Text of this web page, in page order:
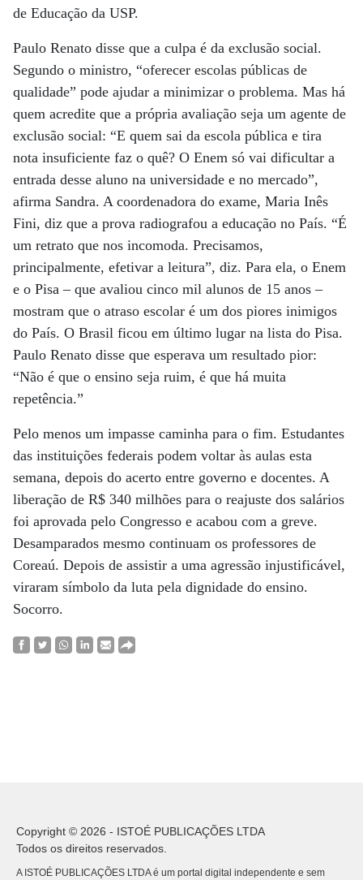
de Educação da USP.
Paulo Renato disse que a culpa é da exclusão social.
Segundo o ministro, “oferecer escolas públicas de
qualidade” pode ajudar a minimizar o problema. Mas há
quem acredite que a própria avaliação seja um agente de
exclusão social: “E quem sai da escola pública e tira
nota insuficiente faz o quê? O Enem só vai dificultar a
entrada desse aluno na universidade e no mercado”,
afirma Sandra. A coordenadora do exame, Maria Inês
Fini, diz que a prova radiografou a educação no País. “É
um retrato que nos incomoda. Precisamos,
principalmente, efetivar a leitura”, diz. Para ela, o Enem
e o Pisa – que avaliou cinco mil alunos de 15 anos –
mostram que o atraso escolar é um dos piores inimigos
do País. O Brasil ficou em último lugar na lista do Pisa.
Paulo Renato disse que esperava um resultado pior:
“Não é que o ensino seja ruim, é que há muita
repetência.”
Pelo menos um impasse caminha para o fim. Estudantes
das instituições federais podem voltar às aulas esta
semana, depois do acerto entre governo e docentes. A
liberação de R$ 340 milhões para o reajuste dos salários
foi aprovada pelo Congresso e acabou com a greve.
Desamparados mesmo continuam os professores de
Coreaú. Depois de assistir a uma agressão injustificável,
viraram símbolo da luta pela dignidade do ensino.
Socorro.
Copyright © 2026 - ISTOÉ PUBLICAÇÕES LTDA
Todos os direitos reservados.
A ISTOÉ PUBLICAÇÕES LTDA é um portal digital independente e sem